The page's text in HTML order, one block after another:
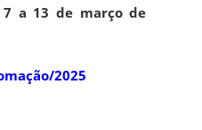
a 13 de março de
2025